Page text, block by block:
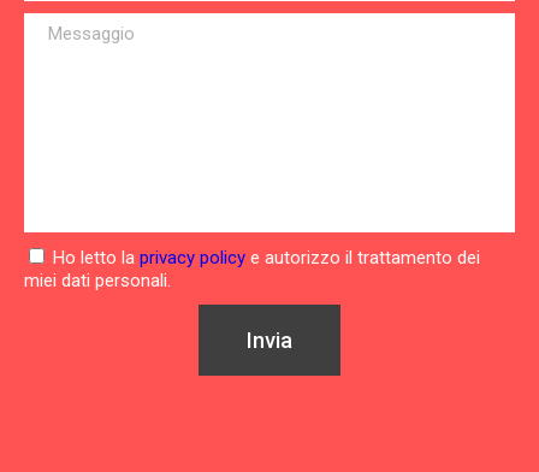
Ho letto la privacy policy e autorizzo il trattamento dei
miei dati personali.
Invia